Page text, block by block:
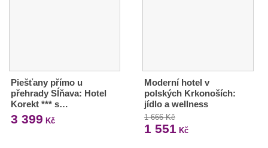
Piešťany přímo u
přehrady Sĺňava: Hotel
Korekt *** s…
3 399 Kč
Moderní hotel v
polských Krkonoších:
jídlo a wellness
1 666 Kč
1 551 Kč